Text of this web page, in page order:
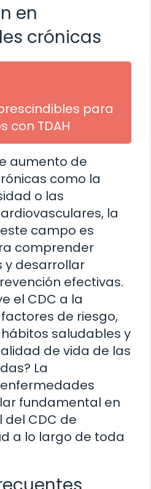
en
crónicas
para
con TDAH
aumento de
como la
o las
la
campo es
comprender
y desarrollar
efectivas.
el CDC a la
de riesgo,
saludables y
de vida de las
La
fundamental en
CDC de
a lo largo de toda